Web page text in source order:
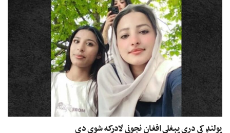
پولنډ کې درې پېغلې افغان نجونې لادرکه شوې دي